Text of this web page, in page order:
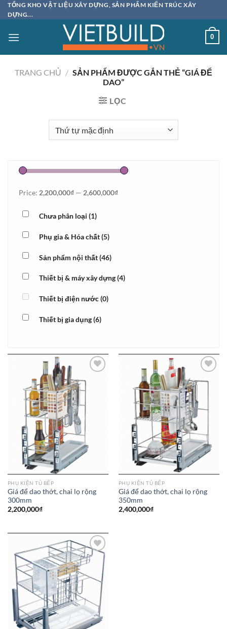
Bỏ
qua
dung
TỔNG KHO VẬT LIỆU XÂY DỰNG, SẢN PHẨM KIẾN TRÚC XÂY
DỰNG...
0
TRANG CHỦ / SẢN PHẨM ĐƯỢC GẮN THẺ “GIÁ ĐỂ
DAO”
LỌC
Price: 2,200,000₫ — 2,600,000₫
Chưa phân loại (1)
Phụ gia & Hóa chất(5)
Sản phẩm nội thất(46)
Thiết bị & máy xây dựng(4)
Thiết bị điện nước(0)
Thiết bị gia dụng(6)
Add to
wishlist
PHỤ KIỆN TỦ BẾP
Giá để dao thớt, chai lọ rộng
300mm
2,200,000₫
Add to
wishlist
PHỤ KIỆN TỦ BẾP
Giá để dao thớt, chai lọ rộng
350mm
2,400,000₫
Add to
wishlist